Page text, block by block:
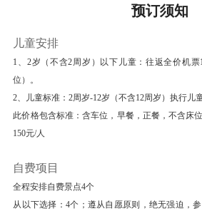
建的），情人谷，上弦场，芙
逛。
【鼓浪屿】 (轮渡船票 ；游
浪屿是全国文明风景旅游区示
相望。由于历史原因，中外
地被完好地汇集、保留，有“
土，人才辈出，钢琴拥有密度
名“钢琴之岛”、“音乐之乡”。
预订须知
儿童安排
1、2岁（不含2周岁）以下儿童：往返全价机
位）。
2、儿童标准：2周岁-12岁（不含12周岁）执行儿
此价格包含标准：含车位，早餐，正餐，不含床
150元/人
自费项目
全程安排自费景点4个
从以下选择：4个；遵从自愿原则，绝无强迫，